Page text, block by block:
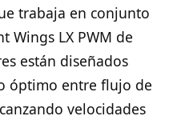
trabaja en conjunto
Wings LX PWM de
están diseñados
óptimo entre flujo de
velocidades